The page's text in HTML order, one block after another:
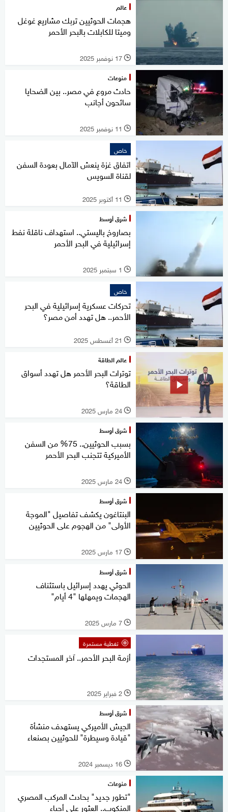
عالم
هجمات الحوثيين تربك مشاريع غوغل
وميتا للكابلات بالبحر الأحمر
l 17 نوفمبر 2025
منوعات
حادث مروع في مصر.. بين الضحايا
سائحون أجانب
l 11 نوفمبر 2025
خاص
اتفاق غزة ينعش الآمال بعودة السفن
لقناة السويس
l 11 أكتوبر 2025
شرق أوسط
بصاروخ باليستي.. استهداف ناقلة نفط
إسرائيلية في البحر الأحمر
l 1 سبتمبر 2025
خاص
تحركات عسكرية إسرائيلية في البحر
الأحمر.. هل تهدد أمن مصر؟
l 21 أغسطس 2025
عالم الطاقة
توترات البحر الأحمر هل تهدد أسواق
الطاقة؟
l 24 مارس 2025
شرق أوسط
بسبب الحوثيين.. 75% من السفن
الأميركية تتجنب البحر الأحمر
l 24 مارس 2025
شرق أوسط
البنتاغون يكشف تفاصيل "الموجة
الأولى" من الهجوم على الحوثيين
l 17 مارس 2025
شرق أوسط
الحوثي يهدد إسرائيل باستئناف
الهجمات ويمهلها "4 أيام"
l 7 مارس 2025
تغطية مستمرة
أزمة البحر الأحمر.. آخر المستجدات
l 2 فبراير 2025
شرق أوسط
الجيش الأميركي يستهدف منشأة
"قيادة وسيطرة" للحوثيين بصنعاء
l 16 ديسمبر 2024
منوعات
"تطور جديد" بحادث المركب المصري
المنكوب.. العثور على أحياء